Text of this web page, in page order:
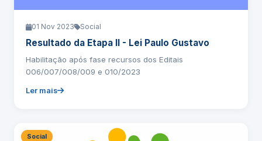
01 Nov 2023 Social
Resultado da Etapa II - Lei Paulo Gustavo
Habilitação após fase recursos dos Editais
006/007/008/009 e 010/2023
Ler mais
Social